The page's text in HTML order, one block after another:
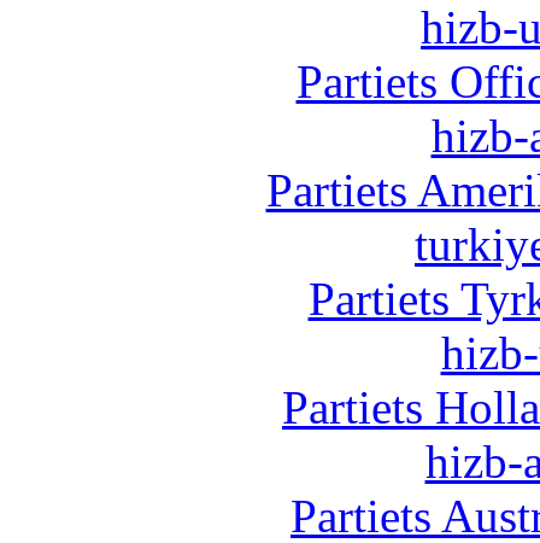
hizb-
Partiets
hizb-
Partiets
Partiets
Partiets
hizb-
Partiets